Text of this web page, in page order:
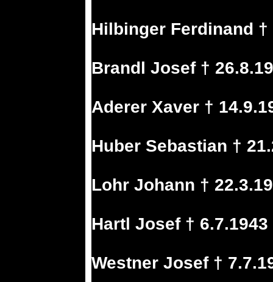
Hilbinger Ferdinand
Brandl Josef †
Aderer Xaver †
Huber Sebastian †
Lohr Johann †
Hartl Josef †
Westner Josef †